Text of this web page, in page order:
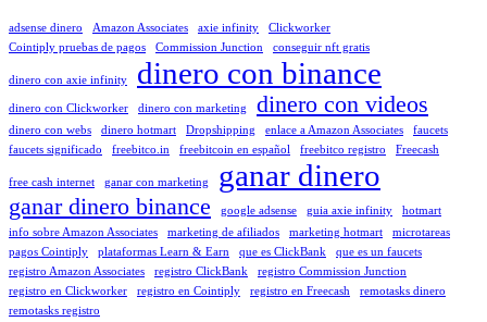
adsense dinero Amazon Associates axie infinity
Clickworker
Cointiply pruebas de pagos
Commission Junction conseguir nft gratis
dinero con axie infinity dinero con binance
dinero con Clickworker dinero con marketing dinero con videos
dinero con webs dinero hotmart Dropshipping enlace a Amazon Associates
faucets
faucets significado
freebitco.in freebitcoin en español freebitco registro Freecash
free cash internet ganar con marketing ganar dinero
ganar dinero binance google adsense guia axie infinity
hotmart
info sobre Amazon Associates
marketing de afiliados marketing hotmart
microtareas
pagos Cointiply
plataformas Learn & Earn que es ClickBank
que es un faucets
registro Amazon Associates
registro ClickBank
registro Commission Junction
registro en Clickworker
registro en Cointiply registro en Freecash
remotasks dinero
remotasks registro